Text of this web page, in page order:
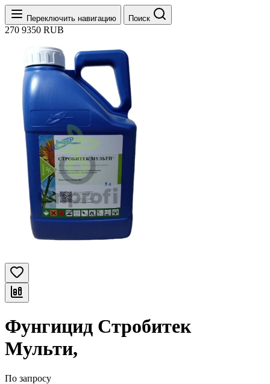
Переключить навигацию Поиск
270 9350 RUB
Фунгицид Стробитек
Мульти,
По запросу